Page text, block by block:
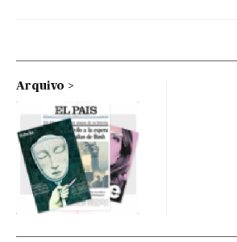
Arquivo